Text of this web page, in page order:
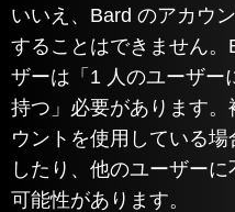
いいえ、Bard のアカウ
することはできません
ザーは「1 人のユーザー
持つ」必要があります
ウントを使用している
したり、他のユーザー
可能性があります。